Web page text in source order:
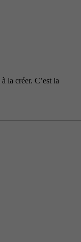
la créer. C’est la